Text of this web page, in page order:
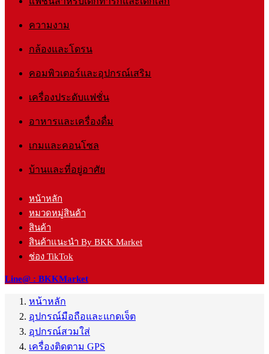
ความงาม
กล้องและโดรน
คอมพิวเตอร์และอุปกรณ์เสริม
เครื่องประดับแฟชั่น
อาหารและเครื่องดื่ม
เกมและคอนโซล
บ้านและที่อยู่อาศัย
หน้าหลัก
หมวดหมู่สินค้า
สินค้า
สินค้าแนะนำ By BKK Market
ช่อง TikTok
Line@ : BKKMarket
หน้าหลัก
อุปกรณ์มือถือและแกดเจ็ต
อุปกรณ์สวมใส่
เครื่องติดตาม GPS